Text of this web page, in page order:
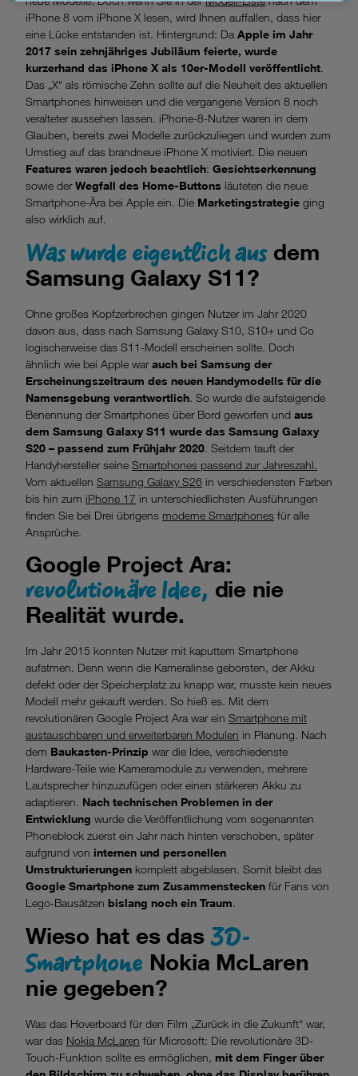
iPhone 8 vom iPhone X lesen, wird Ihnen auffallen, dass hier
eine Lücke entstanden ist. Hintergrund: Da Apple im Jahr
2017 sein zehnjähriges Jubiläum feierte, wurde
kurzerhand das iPhone X als 10er-Modell veröffentlicht.
Das „X“ als römische Zehn sollte auf die Neuheit des aktuellen
Smartphones hinweisen und die vergangene Version 8 noch
veralteter aussehen lassen. iPhone-8-Nutzer waren in dem
Glauben, bereits zwei Modelle zurückzuliegen und wurden zum
Umstieg auf das brandneue iPhone X motiviert. Die neuen
Features waren jedoch beachtlich: Gesichtserkennung
sowie derWegfall des Home-Buttons läuteten die neue
Smartphone-Ära bei Apple ein. Die Marketingstrategie ging
also wirklich auf.
Was wurde eigentlich ausdem
Samsung Galaxy S11?
Ohne großes Kopfzerbrechen gingen Nutzer im Jahr 2020
davon aus, dass nach Samsung Galaxy S10, S10+ und Co
logischerweise das S11-Modell erscheinen sollte. Doch
ähnlich wie bei Apple warauch bei Samsung der
Erscheinungszeitraum des neuen Handymodells für die
Namensgebung verantwortlich. So wurde die aufsteigende
Benennung der Smartphones über Bord geworfen und aus
dem Samsung Galaxy S11 wurde das Samsung Galaxy
S20 – passend zum Frühjahr 2020. Seitdem tauft der
Handyhersteller seine Smartphones passend zur Jahreszahl.
Vom aktuellen Samsung Galaxy S26 in verschiedensten Farben
bis hin zum iPhone 17 in unterschiedlichsten Ausführungen
finden Sie bei Drei übrigens moderne Smartphones für alle
Ansprüche.
Google Project Ara:
revolutionäre Idee, die nie
Realität wurde.
Im Jahr 2015 konnten Nutzer mit kaputtem Smartphone
aufatmen. Denn wenn die Kameralinse geborsten, der Akku
defekt oder der Speicherplatz zu knapp war, musste kein neues
Modell mehr gekauft werden. So hieß es. Mit dem
revolutionären Google Project Ara war ein Smartphone mit
austauschbaren und erweiterbaren Modulen in Planung. Nach
dem Baukasten-Prinzip war die Idee, verschiedenste
Hardware-Teile wie Kameramodule zu verwenden, mehrere
Lautsprecher hinzuzufügen oder einen stärkeren Akku zu
adaptieren. Nach technischen Problemen in der
Entwicklung wurde die Veröffentlichung vom sogenannten
Phoneblock zuerst ein Jahr nach hinten verschoben, später
aufgrund von internen und personellen
Umstrukturierungen komplett abgeblasen. Somit bleibt das
Google Smartphone zum Zusammenstecken für Fans von
Lego-Bausätzen bislang noch ein Traum.
Wieso hat es das3D-
Smartphone Nokia McLaren
nie gegeben?
Was das Hoverboard für den Film „Zurück in die Zukunft“ war,
war das Nokia McLaren für Microsoft: Die revolutionäre 3D-
Touch-Funktion sollte es ermöglichen, mit dem Finger über
Datenschutzniveau und es stehen keine wirksamen
Rechtsbehelfe zur Verfügung.
Cookies von Unternehmen in Drittstaaten, die ein ähnliches
Datenschutzniveau wie in der Europäischen Union aufweisen
(z.B. Data Privacy Framework), werden wie europäische
Unternehmen behandelt.
Wenn Sie „Nur notwendige Cookies“ wählen, dann sind für
Sie nur jene Cookies im Einsatz, die zur Funktion dieser
Website unerlässlich sind.